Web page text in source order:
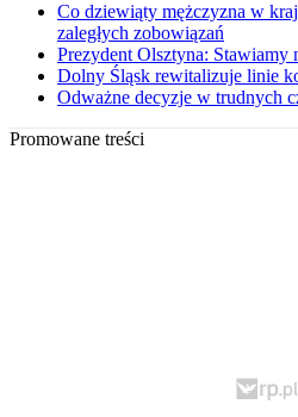
Co dziewiąty mężczyzna w
zaległych zobowiązań
Prezydent Olsztyna: Stawiamy
Dolny Śląsk rewitalizuje linie
Odważne decyzje w trudnych
Promowane treści